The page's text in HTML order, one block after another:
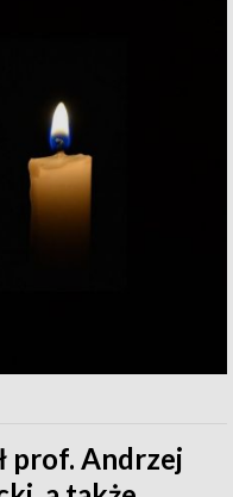
prof. Andrzej